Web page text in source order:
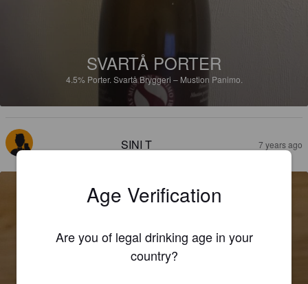
SVARTÅ PORTER
4.5% Porter. Svartå Bryggeri – Mustion Panimo.
SINI T 7 years ago
HÖSTÖL - SYYSOLUT
Age Verification
Are you of legal drinking age in your
country?